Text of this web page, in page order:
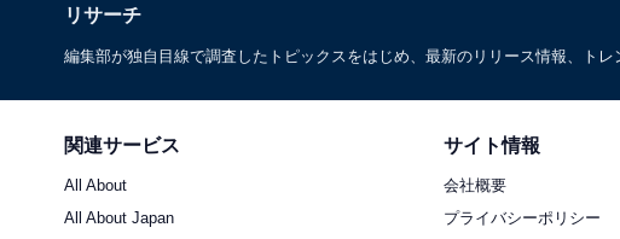
リサーチ
編集部が独自目線で調査したトピックスをはじめ、最新のリリース情報、ト
関連サービス
All About
All About Japan
サイト情報
会社概要
プライバシーポリシー